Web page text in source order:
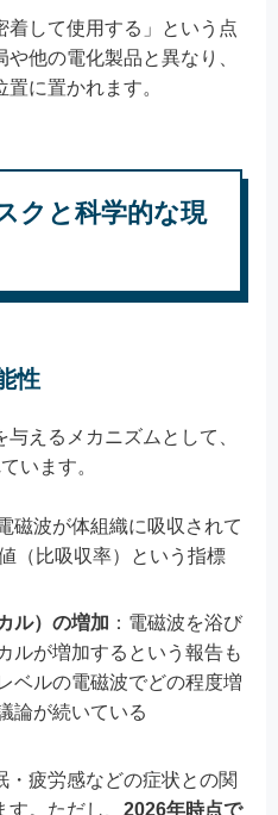
着して使用する」という点
他の電化製品と異なり、
に置かれます。
クと科学的な現
性
えるメカニズムとして、
います。
磁波が体組織に吸収されて
（比吸収率）という指標
ル）の増加 ：電磁波を浴び
ルが増加するという報告も
ベルの電磁波でどの程度増
論が続いている
疲労感などの症状との関
。ただし、 2026年時点で